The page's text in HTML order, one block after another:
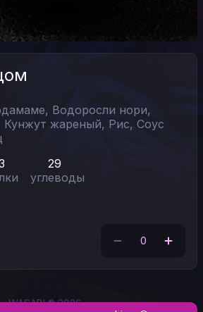
Водоросли нори,
Кунжут жареный, Рис, Соус
29
углеводы
0
WASABI ® 2026